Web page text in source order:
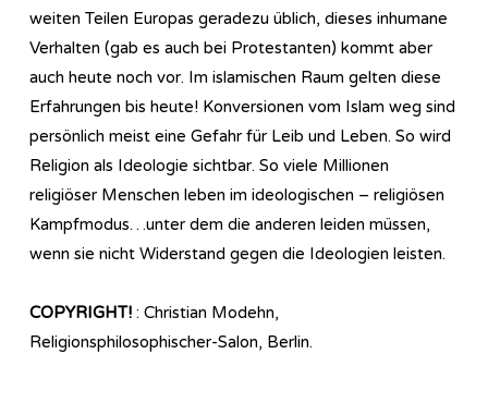
weiten Teilen Europas geradezu üblich, dieses inhumane
Verhalten (gab es auch bei Protestanten) kommt aber
auch heute noch vor. Im islamischen Raum gelten diese
Erfahrungen bis heute! Konversionen vom Islam weg sind
persönlich meist eine Gefahr für Leib und Leben. So wird
Religion als Ideologie sichtbar. So viele Millionen
religiöser Menschen leben im ideologischen – religiösen
Kampfmodus…unter dem die anderen leiden müssen,
wenn sie nicht Widerstand gegen die Ideologien leisten.
COPYRIGHT! : Christian Modehn,
Religionsphilosophischer-Salon, Berlin.